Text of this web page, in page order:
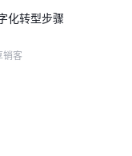
化转型步骤
销客